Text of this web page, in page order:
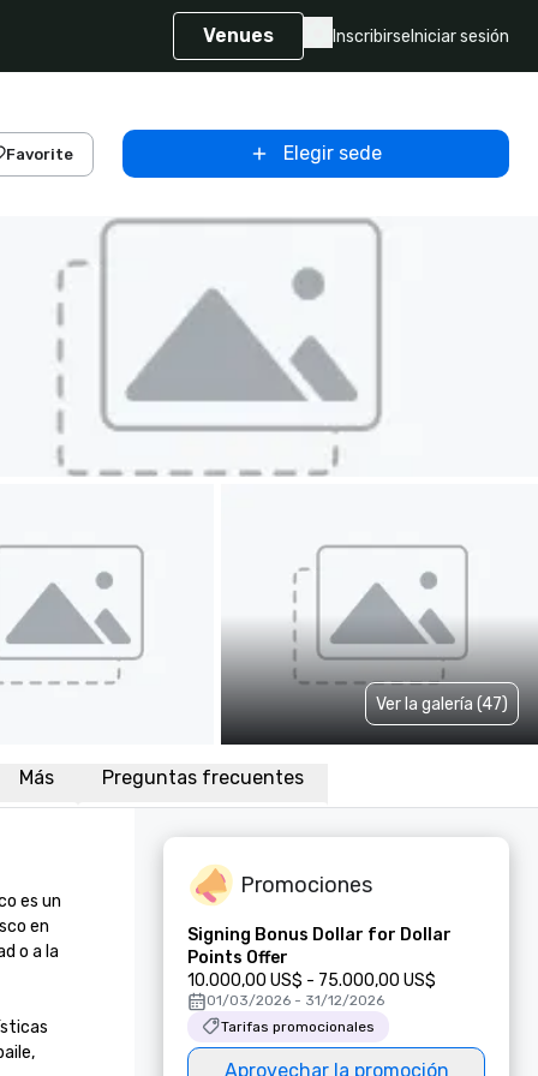
Venues Inscribirse Iniciar sesión
Favorite Elegir sede
Ver la galería (47)
Más Preguntas frecuentes
es un
en
o a la
Promociones
Signing Bonus Dollar for Dollar
Points Offer
10.000,00 US$ - 75.000,00 US$
01/03/2026 - 31/12/2026
Tarifas promocionales
Aprovechar la promoción